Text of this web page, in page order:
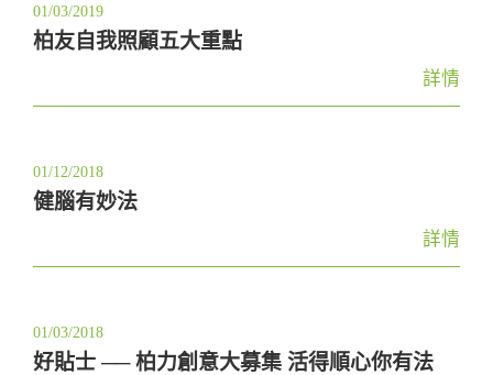
01/03/2019
柏友自我照顧五大重點
詳情
01/12/2018
健腦有妙法
詳情
01/03/2018
好貼士 ── 柏力創意大募集 活得順心你有法